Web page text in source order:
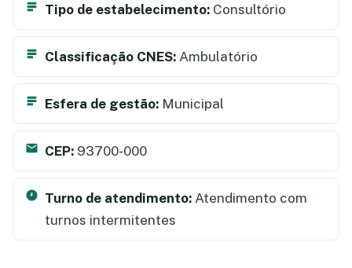
Tipo de estabelecimento: Consultório
Classificação CNES: Ambulatório
Esfera de gestão: Municipal
CEP: 93700-000
Turno de atendimento: Atendimento com
turnos intermitentes